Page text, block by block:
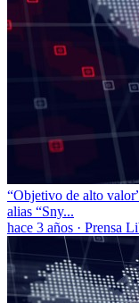
“Objetivo de alto
alias “Sny...
hace 3 años · Prensa